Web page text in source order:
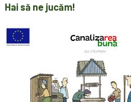
Hai să ne jucăm!